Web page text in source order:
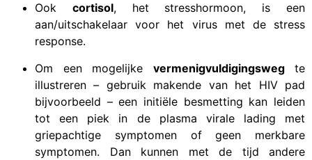
Ook cortisol, het stresshormoon, is een
aan/uitschakelaar voor het virus met de stress
response.
Om een mogelijke vermenigvuldigingswegte
illustreren – gebruik makende van het HIV pad
bijvoorbeeld – een initiële besmetting kan leiden
tot een piek in de plasma virale lading met
griepachtige symptomen of geen merkbare
symptomen. Dan kunnen met de tijd andere